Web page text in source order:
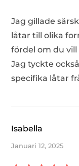
Jag gillade
låtar till olika
fördel om du
Jag tyckte
specifika låtar
Isabella
Januari 12, 2025